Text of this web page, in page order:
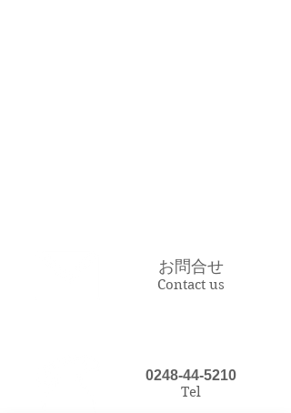
お問合せ
Contact us
0248-44-5210
Tel